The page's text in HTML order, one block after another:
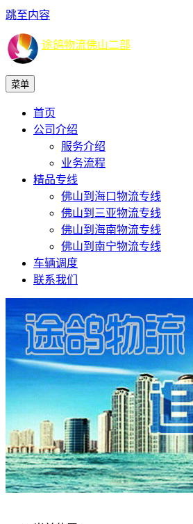
跳至内容
途鸽物流佛山二部
菜单
首页
公司介绍
服务介绍
业务流程
精品专线
佛山到海口物流专线
佛山到三亚物流专线
佛山到海南物流专线
佛山到南宁物流专线
车辆调度
联系我们